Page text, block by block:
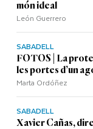
món ideal
León Guerrero
SABADELL
FOTOS | La
les portes d’un
Marta Ordóñez
SABADELL
Xavier Cañas,